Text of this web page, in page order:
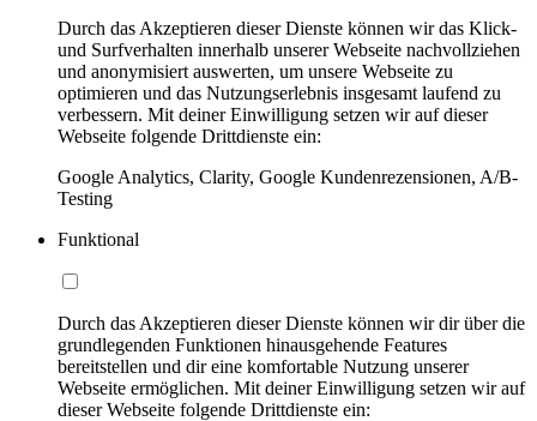
Durch das Akzeptieren dieser Dienste können wir das Klick-
und Surfverhalten innerhalb unserer Webseite nachvollziehen
und anonymisiert auswerten, um unsere Webseite zu
optimieren und das Nutzungserlebnis insgesamt laufend zu
verbessern. Mit deiner Einwilligung setzen wir auf dieser
Webseite folgende Drittdienste ein:
Google Analytics, Clarity, Google Kundenrezensionen, A/B-
Testing
Funktional
Durch das Akzeptieren dieser Dienste können wir dir über die
grundlegenden Funktionen hinausgehende Features
bereitstellen und dir eine komfortable Nutzung unserer
Webseite ermöglichen. Mit deiner Einwilligung setzen wir auf
dieser Webseite folgende Drittdienste ein: